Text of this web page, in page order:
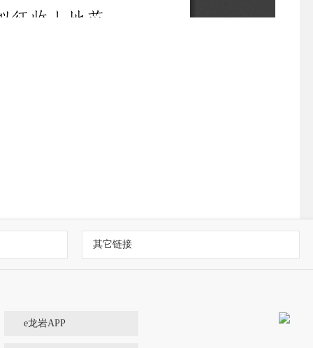
其它链接
e龙岩APP